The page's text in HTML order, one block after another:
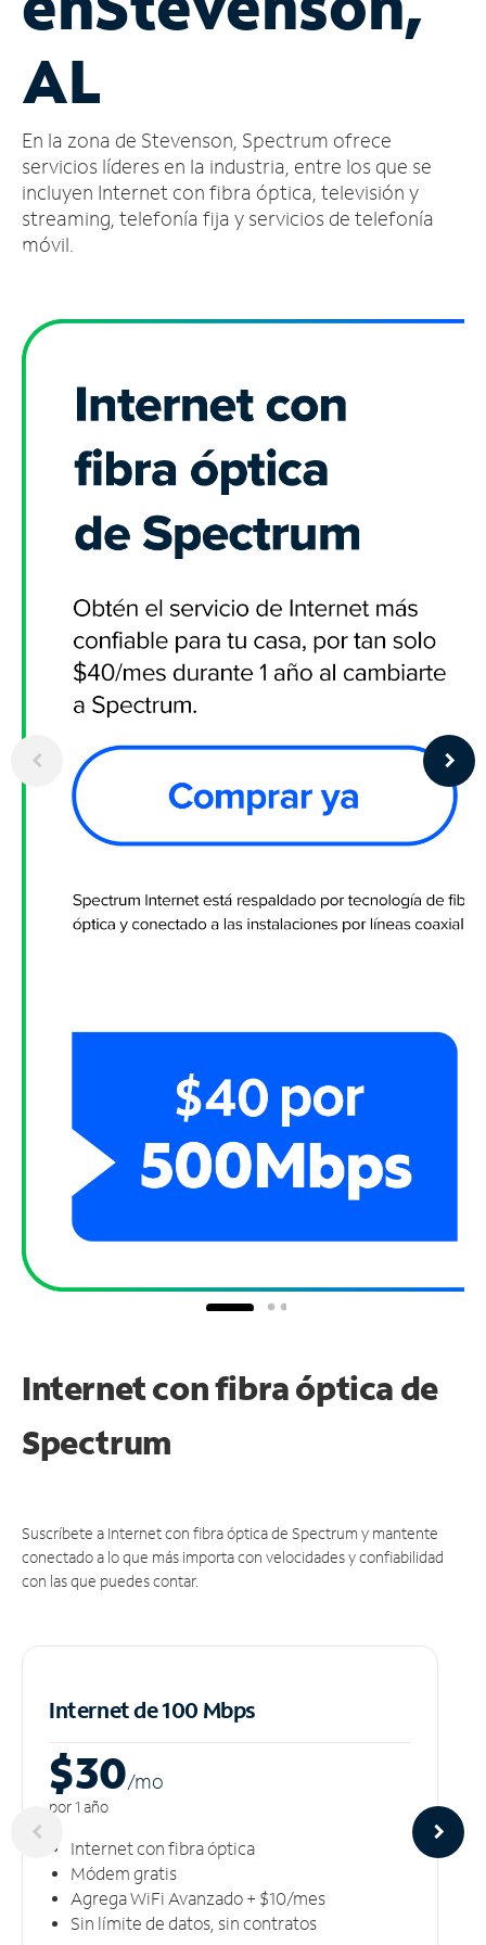
cuenta
Encuentra
tienda
AL
En la zona de Stevenson, Spectrum ofrece
servicios líderes en la industria, entre los que se
incluyen Internet con fibra óptica, televisión y
streaming, telefonía fija y servicios de telefonía
móvil.
Internet con fibra óptica de
Spectrum
Suscríbete a Internet con fibra óptica de Spectrum y mantente
conectado a lo que más importa con velocidades y confiabilidad
con las que puedes contar.
Internet de 100 Mbps
$30/mo
por 1 año
Internet con fibra óptica
Módem gratis
Agrega WiFi Avanzado + $10/mes
Sin límite de datos, sin contratos